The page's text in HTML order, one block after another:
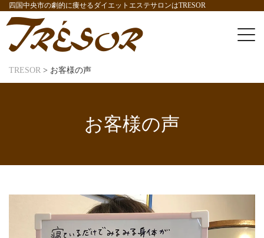
四国中央市の劇的に痩せるダイエットエステサロンはTRESOR
TRESOR > お客様の声
お客様の声